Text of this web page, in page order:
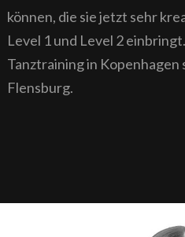
können, die sie jetzt sehr
Level 1 und Level 2
Tanztraining in
Flensburg.